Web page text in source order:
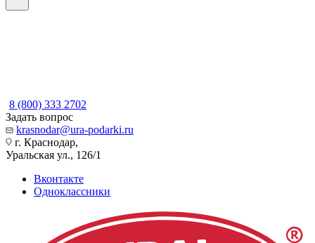
8 (800) 333 2702
Задать вопрос
krasnodar@ura-podarki.ru
г. Краснодар,
Уральская ул., 126/1
Вконтакте
Одноклассники